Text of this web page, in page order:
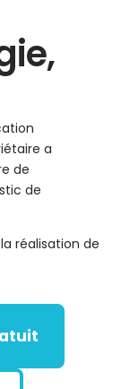
a
de
de
réalisation de